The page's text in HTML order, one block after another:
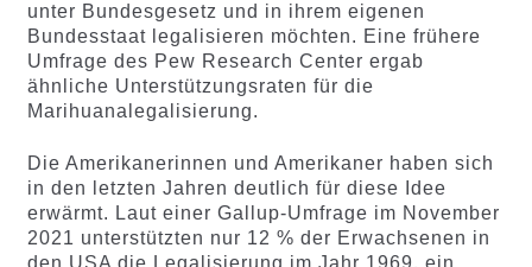
unter Bundesgesetz und in ihrem eigenen
Bundesstaat legalisieren möchten. Eine frühere
Umfrage des Pew Research Center ergab
ähnliche Unterstützungsraten für die
Marihuanalegalisierung.
Die Amerikanerinnen und Amerikaner haben sich
in den letzten Jahren deutlich für diese Idee
erwärmt. Laut einer Gallup-Umfrage im November
2021 unterstützten nur 12 % der Erwachsenen in
den USA die Legalisierung im Jahr 1969, ein